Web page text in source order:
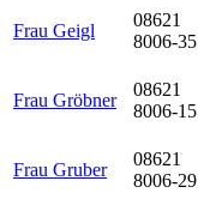
Frau Geigl
08621
8006-35
Frau Gröbner
08621
8006-15
Frau Gruber
08621
8006-29